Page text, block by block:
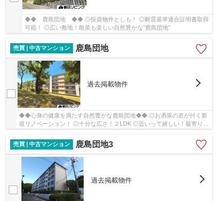
◆◆ 鹿島団地 ◆◆ ◎投資物件としも！ ◎耐震基準適合証明書取得
可能！ ◎広い敷地！散策も楽しい自然豊かな”鹿島団地”
売買 | 中古マンション 鹿島団地
過去掲載物件
◆◆心身の健康を満たす自然豊かな鹿島団地◆◆ ◎お洒落の差が付く新
規リノベーション！ ◎十分な広さ！２LDK ◎近いって嬉しい！最寄り駅
売買 | 中古マンション
鹿島団地3
過去掲載物件